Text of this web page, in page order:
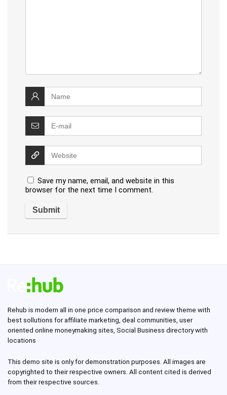
Save my name, email, and website in this
browser for the next time I comment.
Rehub is modern all in one price comparison and review theme with
best sollutions for affiliate marketing, deal communities, user
oriented online moneymaking sites, Social Business directory with
locations
This demo site is only for demonstration purposes. All images are
copyrighted to their respective owners. All content cited is derived
from their respective sources.